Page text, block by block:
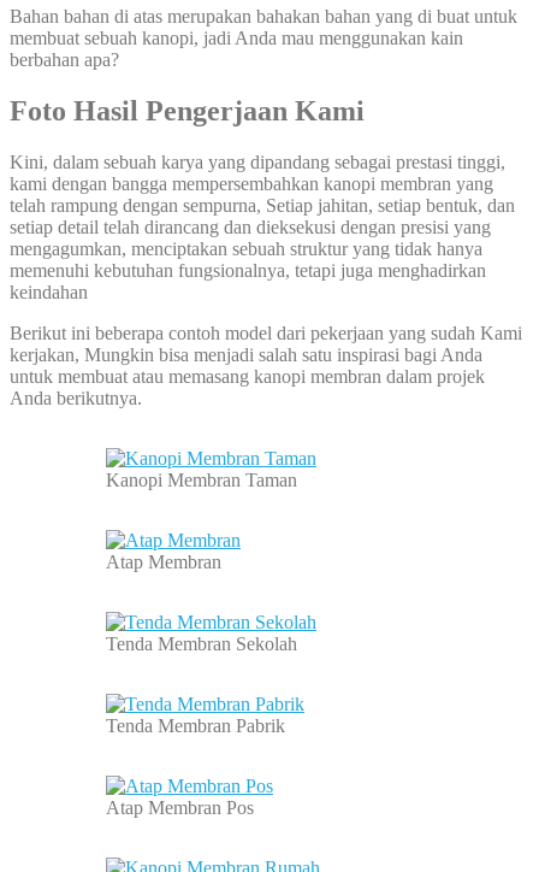
Bahan bahan di atas merupakan bahakan bahan yang di buat untuk
membuat sebuah kanopi, jadi Anda mau menggunakan kain
berbahan apa?
Foto Hasil Pengerjaan Kami
Kini, dalam sebuah karya yang dipandang sebagai prestasi tinggi,
kami dengan bangga mempersembahkan kanopi membran yang
telah rampung dengan sempurna, Setiap jahitan, setiap bentuk, dan
setiap detail telah dirancang dan dieksekusi dengan presisi yang
mengagumkan, menciptakan sebuah struktur yang tidak hanya
memenuhi kebutuhan fungsionalnya, tetapi juga menghadirkan
keindahan
Berikut ini beberapa contoh model dari pekerjaan yang sudah Kami
kerjakan, Mungkin bisa menjadi salah satu inspirasi bagi Anda
untuk membuat atau memasang kanopi membran dalam projek
Anda berikutnya.
Kanopi Membran Taman
Atap Membran
Tenda Membran Sekolah
Tenda Membran Pabrik
Atap Membran Pos